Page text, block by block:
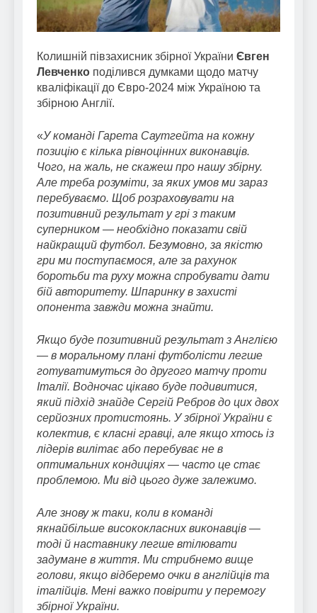
Колишній півзахисник збірної України Євген
Левченко поділився думками щодо матчу
кваліфікації до Євро-2024 між Україною та
збірною Англії.
«У команді Гарета Саутгейта на кожну
позицію є кілька рівноцінних виконавців.
Чого, на жаль, не скажеш про нашу збірну.
Але треба розуміти, за яких умов ми зараз
перебуваємо. Щоб розраховувати на
позитивний результат у грі з таким
суперником — необхідно показати свій
найкращий футбол. Безумовно, за якістю
гри ми поступаємося, але за рахунок
боротьби та руху можна спробувати дати
бій авторитету. Шпаринку в захисті
опонента завжди можна знайти.
Якщо буде позитивний результат з Англією
— в моральному плані футболісти легше
готуватимуться до другого матчу проти
Італії. Водночас цікаво буде подивитися,
який підхід знайде Сергій Ребров до цих двох
серйозних протистоянь. У збірної України є
колектив, є класні гравці, але якщо хтось із
лідерів вилітає або перебуває не в
оптимальних кондиціях — часто це стає
проблемою. Ми від цього дуже залежимо.
Але знову ж таки, коли в команді
якнайбільше висококласних виконавців —
тоді й наставнику легше втілювати
задумане в життя. Ми стрибнемо вище
голови, якщо відберемо очки в англійців та
італійців. Мені важко повірити у перемогу
збірної України.